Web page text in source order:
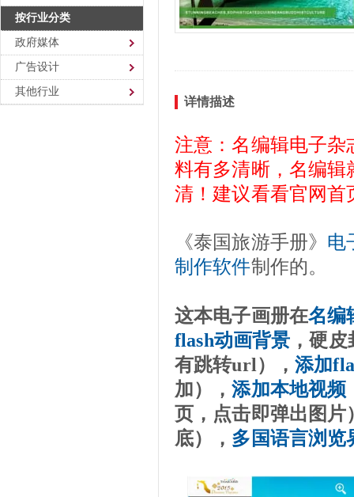
按行业分类
政府媒体
广告设计
其他行业
详情描述
注意：名编辑电子杂
料有多清晰，名编辑
清！建议看看官网首
《泰国旅游手册》 电
制作软件制作的。
这本电子画册在名编
flash动画背景 ，硬
有跳转url），添加
加），添加本地视频
页，点击即弹出图片
底）， 多国语言浏览